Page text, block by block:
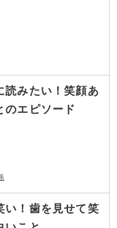
読みたい！笑顔あ
のエピソード
い！歯を見せて笑